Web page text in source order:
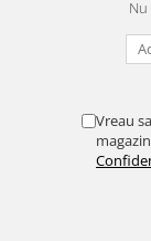
Vreau